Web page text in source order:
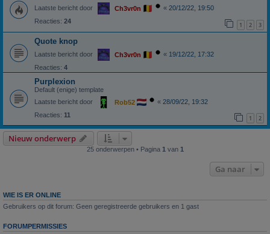
Laatste bericht door Ch3vr0n « 20/12/22, 19:50
Reacties: 24 1 2 3
Quote knop
Laatste bericht door Ch3vr0n « 19/12/22, 17:32
Reacties: 4
Purplexion
Default (enige) template
Laatste bericht door
Rob52 « 28/09/22, 19:32
Reacties: 11 1 2
Nieuw onderwerp
25 onderwerpen • Pagina 1 van 1
Ga naar
WIE IS ER ONLINE
Gebruikers op dit forum: Geen geregistreerde gebruikers en 1 gast
FORUMPERMISSIES